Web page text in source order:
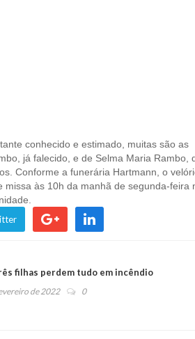
conhecido e estimado, muitas são as
já falecido, e de Selma Maria Rambo,
Conforme a funerária Hartmann, o
às 10h da manhã de segunda-feira
filhas perdem tudo em incêndio
de 2022 0